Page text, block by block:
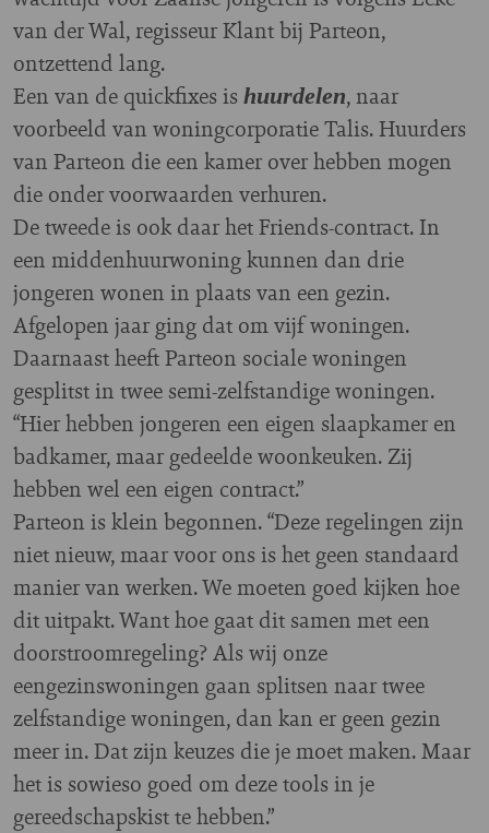
van der Wal, regisseur Klant bij Parteon,
ontzettend lang.
Een van de quickfixes is huurdelen, naar
voorbeeld van woningcorporatie Talis. Huurders
van Parteon die een kamer over hebben mogen
die onder voorwaarden verhuren.
De tweede is ook daar het Friends-contract. In
een middenhuurwoning kunnen dan drie
jongeren wonen in plaats van een gezin.
Afgelopen jaar ging dat om vijf woningen.
Daarnaast heeft Parteon sociale woningen
gesplitst in twee semi-zelfstandige woningen.
“Hier hebben jongeren een eigen slaapkamer en
badkamer, maar gedeelde woonkeuken. Zij
hebben wel een eigen contract.”
Parteon is klein begonnen. “Deze regelingen zijn
niet nieuw, maar voor ons is het geen standaard
manier van werken. We moeten goed kijken hoe
dit uitpakt. Want hoe gaat dit samen met een
doorstroomregeling? Als wij onze
eengezinswoningen gaan splitsen naar twee
zelfstandige woningen, dan kan er geen gezin
meer in. Dat zijn keuzes die je moet maken. Maar
het is sowieso goed om deze tools in je
gereedschapskist te hebben.”